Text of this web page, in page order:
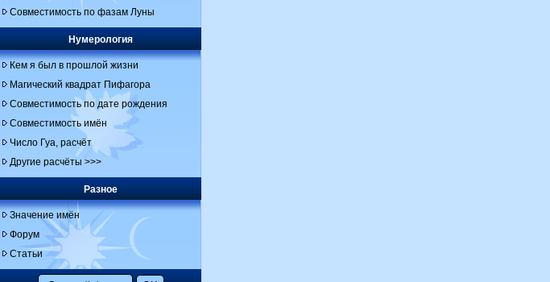
Совместимость по фазам Луны
Нумерология
Кем я был в прошлой жизни
Магический квадрат Пифагора
Совместимость по дате рождения
Совместимость имён
Число Гуа, расчёт
Другие расчёты >>>
Разное
Значение имён
Форум
Статьи